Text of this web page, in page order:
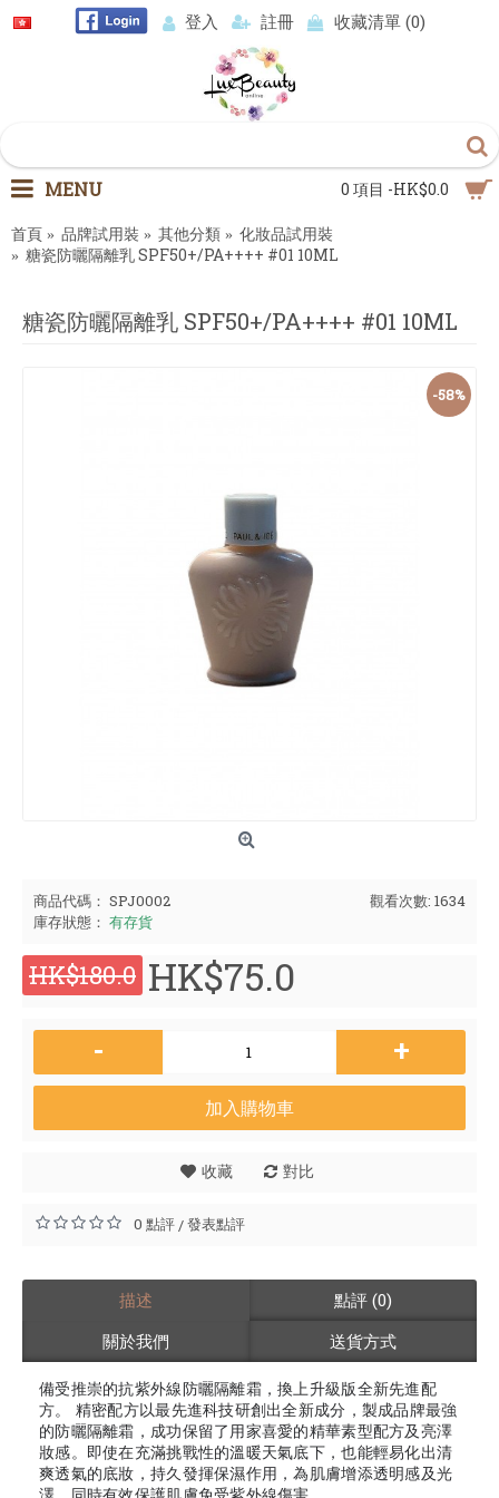
登入 註冊 收藏清單 (0)
0 項目 -HK$0.0
MENU
首頁 品牌試用裝 其他分類
化妝品試用裝
糖瓷防曬隔離乳 SPF50+/PA++++ #01 10ML
糖瓷防曬隔離乳 SPF50+/PA++++ #01 10ML
-58%
觀看次數: 1634
商品代碼： SPJ0002
庫存狀態： 有存貨
HK$180.0 HK$75.0
- +
加入購物車
收藏 對比
0 點評/發表點評
描述
點評 (0)
關於我們
送貨方式
備受推崇的抗紫外線防曬隔離霜，換上升級版全新先進配
方。 精密配方以最先進科技研創出全新成分，製成品牌最強
的防曬隔離霜，成功保留了用家喜愛的精華素型配方及亮澤
妝感。即使在充滿挑戰性的溫暖天氣底下，也能輕易化出清
爽透氣的底妝，持久發揮保濕作用，為肌膚增添透明感及光